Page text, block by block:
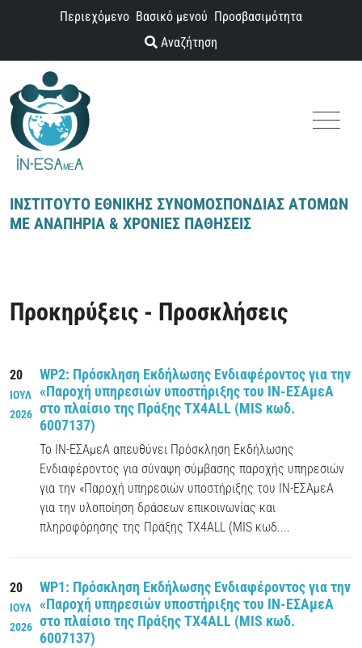
Παράκαμψη προς το περιεχόμενο
Περιεχόμενο Βασικό μενού Προσβασιμότητα
Αναζήτηση
ΙΝΣΤΙΤΟΥΤΟ ΕΘΝΙΚΗΣ ΣΥΝΟΜΟΣΠΟΝΔΙΑΣ ΑΤΟΜΩΝ
ΜΕ ΑΝΑΠΗΡΙΑ & ΧΡΟΝΙΕΣ ΠΑΘΗΣΕΙΣ
Προκηρύξεις - Προσκλήσεις
20
ΙΟΥΛ
2026
WP2: Πρόσκληση Εκδήλωσης Ενδιαφέροντος για την
«Παροχή υπηρεσιών υποστήριξης του ΙΝ-ΕΣΑμεΑ
στο πλαίσιο της Πράξης TX4ALL (MIS κωδ.
6007137)
Το ΙΝ-ΕΣΑμεΑ απευθύνει Πρόσκληση Εκδήλωσης
Ενδιαφέροντος για σύναψη σύμβασης παροχής υπηρεσιών
για την «Παροχή υπηρεσιών υποστήριξης του ΙΝ-ΕΣΑμεΑ
για την υλοποίηση δράσεων επικοινωνίας και
πληροφόρησης της Πράξης TX4ALL (MIS κωδ....
20
ΙΟΥΛ
2026
WP1: Πρόσκληση Εκδήλωσης Ενδιαφέροντος για την
«Παροχή υπηρεσιών υποστήριξης του ΙΝ-ΕΣΑμεΑ
στο πλαίσιο της Πράξης TX4ALL (MIS κωδ.
6007137)